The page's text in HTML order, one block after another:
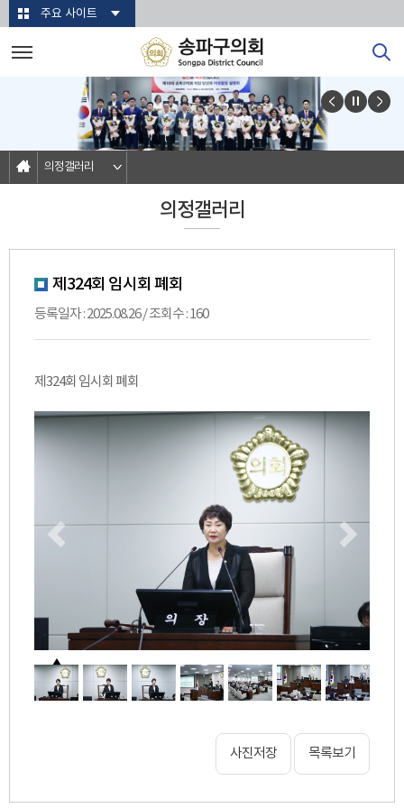
본문바로가기주요 사이트
의정갤러리
의정갤러리
제324회 임시회 폐회
등록일자 : 2025.08.26 / 조회수 : 160
제324회 임시회 폐회
목록보기
사진저장